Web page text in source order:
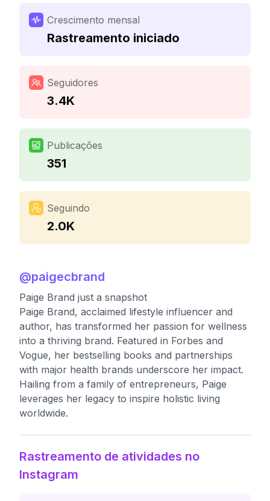
Crescimento mensal
Rastreamento iniciado
Seguidores
3.4K
Publicações
351
Seguindo
2.0K
@paigecbrand
Paige Brand just a snapshot
Paige Brand, acclaimed lifestyle influencer and
author, has transformed her passion for wellness
into a thriving brand. Featured in Forbes and
Vogue, her bestselling books and partnerships
with major health brands underscore her impact.
Hailing from a family of entrepreneurs, Paige
leverages her legacy to inspire holistic living
worldwide.
Rastreamento de atividades no
Instagram